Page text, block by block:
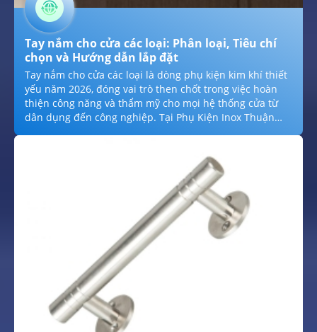
Tay nắm cho cửa các loại: Phân loại, Tiêu chí
chọn và Hướng dẫn lắp đặt
Tay nắm cho cửa các loại là dòng phụ kiện kim khí thiết
yếu năm 2026, đóng vai trò then chốt trong việc hoàn
thiện công năng và thẩm mỹ cho mọi hệ thống cửa từ
dân dụng đến công nghiệp. Tại Phụ Kiện Inox Thuận
đồng thau và hợp kim cao cấp với khả năng chống gỉ sét
tuyệt đối. Việc lựa chọn đúng loại tay nắm không chỉ
giúp vận hành cửa êm ái, nhẹ nhàng mà còn tạo điểm
nhấn kiến trúc sang trọng, bền bỉ vĩnh cửu trước mọi
tác động khắc nghiệt của môi trường.